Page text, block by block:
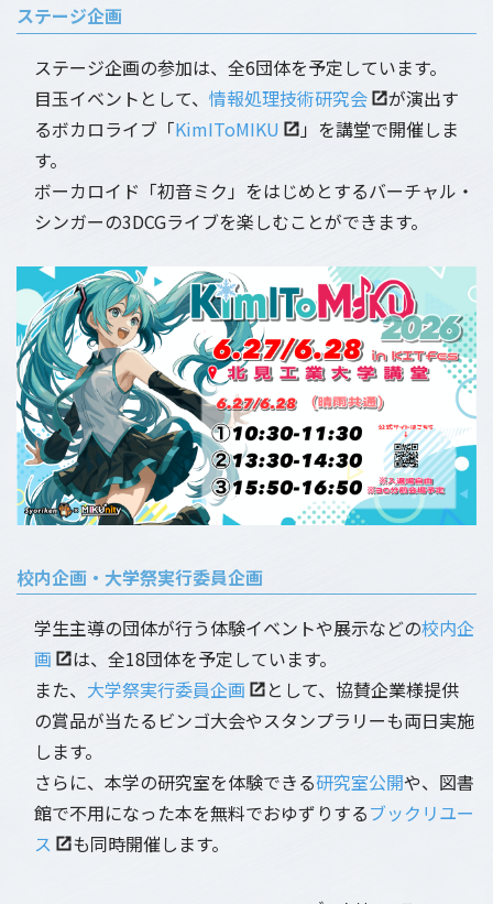
ステージ企画
ステージ企画の参加は、全6団体を予定しています。
目玉イベントとして、 情報処理技術研究会
が演出す
るボカロライブ「KimIToMIKU
」を講堂で開催しま
す。
ボーカロイド「初音ミク」をはじめとするバーチャル・
シンガーの3DCGライブを楽しむことができます。
校内企画・大学祭実行委員企画
学生主導の団体が行う体験イベントや展示などの校内企
画
は、全18団体を予定しています。
また、 大学祭実行委員企画
として、協賛企業様提供
の賞品が当たるビンゴ大会やスタンプラリーも両日実施
します。
さらに、本学の研究室を体験できる研究室公開や、図書
館で不用になった本を無料でおゆずりするブックリユー
ス
も同時開催します。